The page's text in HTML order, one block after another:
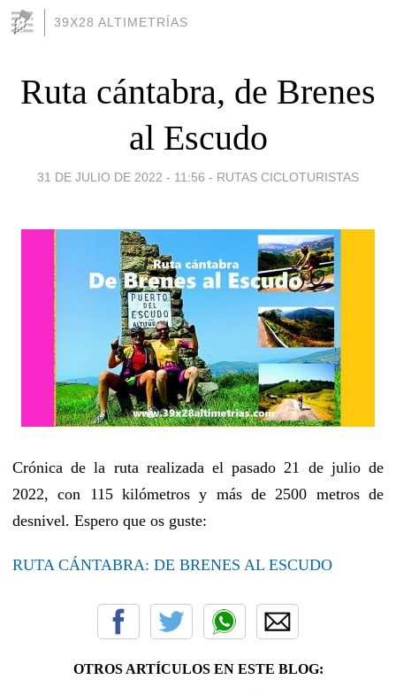
39X28 ALTIMETRÍAS
Ruta cántabra, de Brenes
al Escudo
31 DE JULIO DE 2022 - 11:56 - RUTAS CICLOTURISTAS
Crónica de la ruta realizada el pasado 21 de julio de
2022, con 115 kilómetros y más de 2500 metros de
desnivel. Espero que os guste:
RUTA CÁNTABRA: DE BRENES AL ESCUDO
OTROS ARTÍCULOS EN ESTE BLOG: